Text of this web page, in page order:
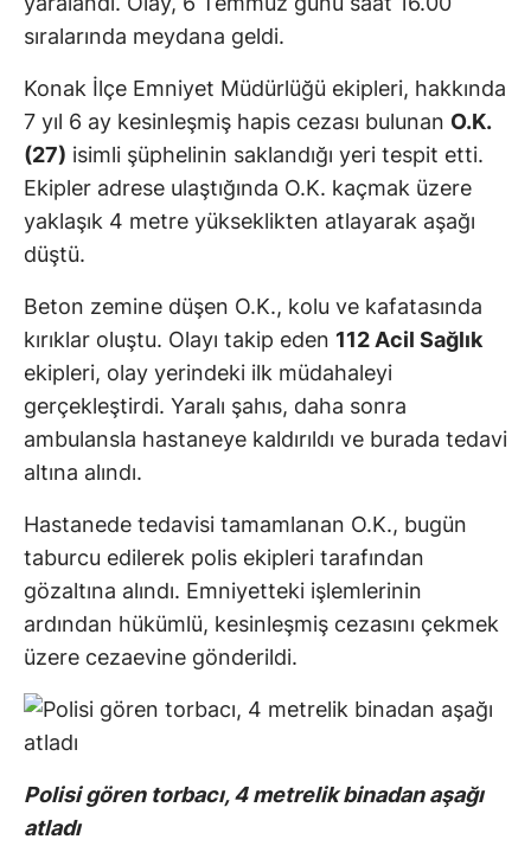
sıralarında meydana geldi.
Konak İlçe Emniyet Müdürlüğü ekipleri, hakkında
7 yıl 6 ay kesinleşmiş hapis cezası bulunan O.K.
(27) isimli şüphelinin saklandığı yeri tespit etti.
Ekipler adrese ulaştığında O.K. kaçmak üzere
yaklaşık 4 metre yükseklikten atlayarak aşağı
düştü.
Beton zemine düşen O.K., kolu ve kafatasında
kırıklar oluştu. Olayı takip eden 112 Acil Sağlık
ekipleri, olay yerindeki ilk müdahaleyi
gerçekleştirdi. Yaralı şahıs, daha sonra
ambulansla hastaneye kaldırıldı ve burada tedavi
altına alındı.
Hastanede tedavisi tamamlanan O.K., bugün
taburcu edilerek polis ekipleri tarafından
gözaltına alındı. Emniyetteki işlemlerinin
ardından hükümlü, kesinleşmiş cezasını çekmek
üzere cezaevine gönderildi.
Polisi gören torbacı, 4 metrelik binadan aşağı
atladı